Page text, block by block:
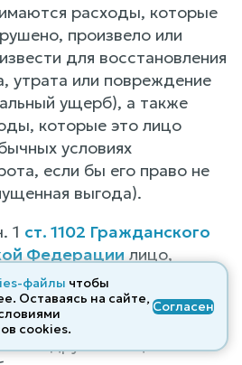
расходы, которые
произвело или
для восстановления
утрата или повреждение
ущерб), а также
которые это лицо
условиях
если бы его право не
выгода).
1 ст. 1102 Гражданского
Федерации лицо,
законом, иными
сделкой оснований
имущество
счет другого лица
файлы чтобы
Оставаясь на сайте,
cооkies.
Согласен